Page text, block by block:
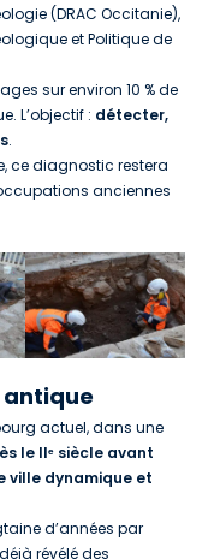
(DRAC Occitanie),
et Politique de
sur environ 10 % de
L’objectif : détecter,
.
ce diagnostic restera
anciennes
antique
actuel, dans une
le IIᵉ siècle avant
ville dynamique et
d’années par
révélé des